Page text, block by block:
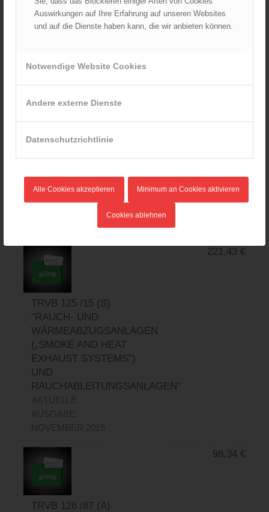
Auswirkungen auf Ihre Erfahrung auf unseren Websites
und auf die Dienste haben kann, die wir anbieten können.
Notwendige Website Cookies
Andere externe Dienste
Datenschutzrichtlinie
Alle Cookies akzeptieren Minimum an Cookies aktivieren
Cookies ablehnen
"BRANDMELDEANLAGE"
AKTUELLE
6.2) 15.04.2025
TRVB 124 /17 (F)
"ERSTE UND
TRVB 125 /15 (S)
"RAUCH- UND
WÄRMEABZUGSANLAGEN
(„SMOKE AND HEAT
EXHAUST SYSTEMS”)
UND
RAUCHABLEITUNGSANLAGEN"
221,43 €
TRVB 126 /87 (A)
98,34 €